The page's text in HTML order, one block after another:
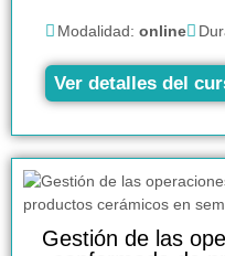
Modalidad: online
Ver detalles del
Gestión de las